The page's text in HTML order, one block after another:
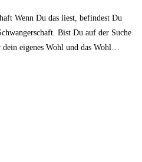
Wenn Du das liest, befindest Du
Bist Du auf der Suche
eigenes Wohl und das Wohl…